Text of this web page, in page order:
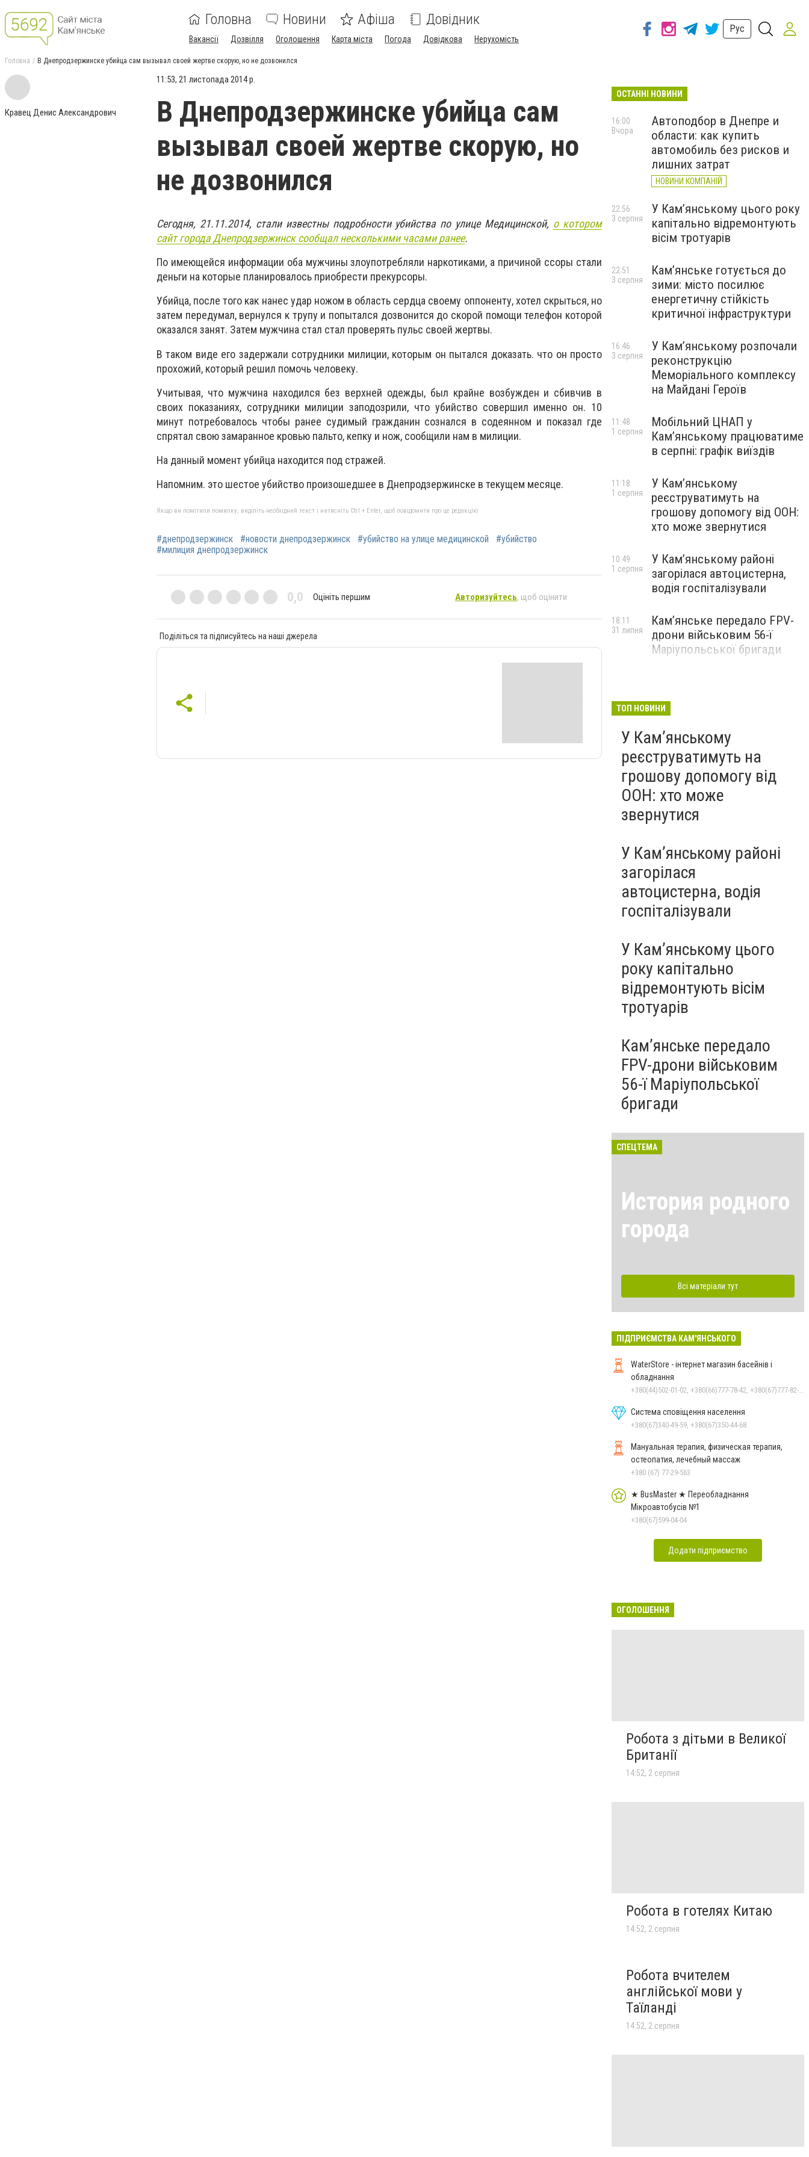
Головна Новини Афіша Довідник
Вакансії Дозвілля Оголошення Карта міста Погода Довідкова Нерухомість
Рус
Головна В Днепродзержинске убийца сам вызывал своей жертве скорую, но не дозвонился
Кравец Денис Александрович
11:53, 21 листопада 2014 р.
В Днепродзержинске убийца сам
вызывал своей жертве скорую, но
не дозвонился
Сегодня, 21.11.2014, стали известны подробности убийства по улице Медицинской, о котором
сайт города Днепродзержинск сообщал несколькими часами ранее.
По имеющейся информации оба мужчины злоупотребляли наркотиками, а причиной ссоры стали
деньги на которые планировалось приобрести прекурсоры.
Убийца, после того как нанес удар ножом в область сердца своему оппоненту, хотел скрыться, но
затем передумал, вернулся к трупу и попытался дозвонится до скорой помощи телефон которой
оказался занят. Затем мужчина стал стал проверять пульс своей жертвы.
В таком виде его задержали сотрудники милиции, которым он пытался доказать. что он просто
прохожий, который решил помочь человеку.
Учитывая, что мужчина находился без верхней одежды, был крайне возбужден и сбивчив в
своих показаниях, сотрудники милиции заподозрили, что убийство совершил именно он. 10
минут потребовалось чтобы ранее судимый гражданин сознался в содеянном и показал где
спрятал свою замаранное кровью пальто, кепку и нож, сообщили нам в милиции.
На данный момент убийца находится под стражей.
Напомним. это шестое убийство произошедшее в Днепродзержинске в текущем месяце.
Якщо ви помітили помилку, виділіть необхідний текст і натисніть Ctrl + Enter, щоб повідомити про це редакцію
#днепродзержинск #новости днепродзержинск #убийство на улице медицинской
#убийство
#милиция днепродзержинск
0,0 Оцініть першим Авторизуйтесь, щоб оцінити
Поділіться та підписуйтесь на наші джерела
ОСТАННІ НОВИНИ
Автоподбор в Днепре и
области: как купить
автомобиль без рисков и
лишних затрат
НОВИНИ КОМПАНІЙ
16:00
Вчора
У Кам’янському цього року
капітально відремонтують
вісім тротуарів
22:56
3 серпня
Кам’янське готується до
зими: місто посилює
енергетичну стійкість
критичної інфраструктури
22:51
3 серпня
У Кам’янському розпочали
реконструкцію
Меморіального комплексу
на Майдані Героїв
16:46
3 серпня
Мобільний ЦНАП у
Кам’янському працюватиме
в серпні: графік виїздів
11:48
1 серпня
У Кам’янському
реєструватимуть на
грошову допомогу від ООН:
хто може звернутися
11:18
1 серпня
У Кам’янському районі
загорілася автоцистерна,
водія госпіталізували
10:49
1 серпня
Кам’янське передало FPV-
дрони військовим 56-ї
Маріупольської бригади
18:11
31 липня
ТОП НОВИНИ
У Кам’янському
реєструватимуть на
грошову допомогу від
ООН: хто може
звернутися
У Кам’янському районі
загорілася
автоцистерна, водія
госпіталізували
У Кам’янському цього
року капітально
відремонтують вісім
тротуарів
Кам’янське передало
FPV-дрони військовим
56-ї Маріупольської
бригади
СПЕЦТЕМА
История родного
города
Всі матеріали тут
ПІДПРИЄМСТВА КАМ'ЯНСЬКОГО
WaterStore - інтернет магазин басейнів і
обладнання
Система сповіщення населення
+380(67)340-49-59, +380(67)350-44-68
Мануальная терапия, физическая терапия,
остеопатия, лечебный массаж
+380 (67) 77-29-563
★ BusMaster ★ Переобладнання
Мікроавтобусів №1
+380(67)599-04-04
Додати підприємство
ОГОЛОШЕННЯ
Робота з дітьми в Великої
Британії
14:52, 2 серпня
Робота в готелях Китаю
14:52, 2 серпня
Робота вчителем
англійської мови у
Таїланді
14:52, 2 серпня